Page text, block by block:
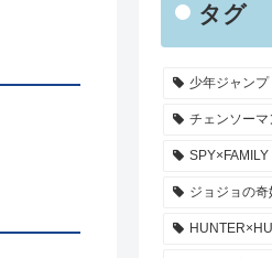
タグ
少年ジャンプ
チェンソーマ
SPY×FAMILY
ジョジョの